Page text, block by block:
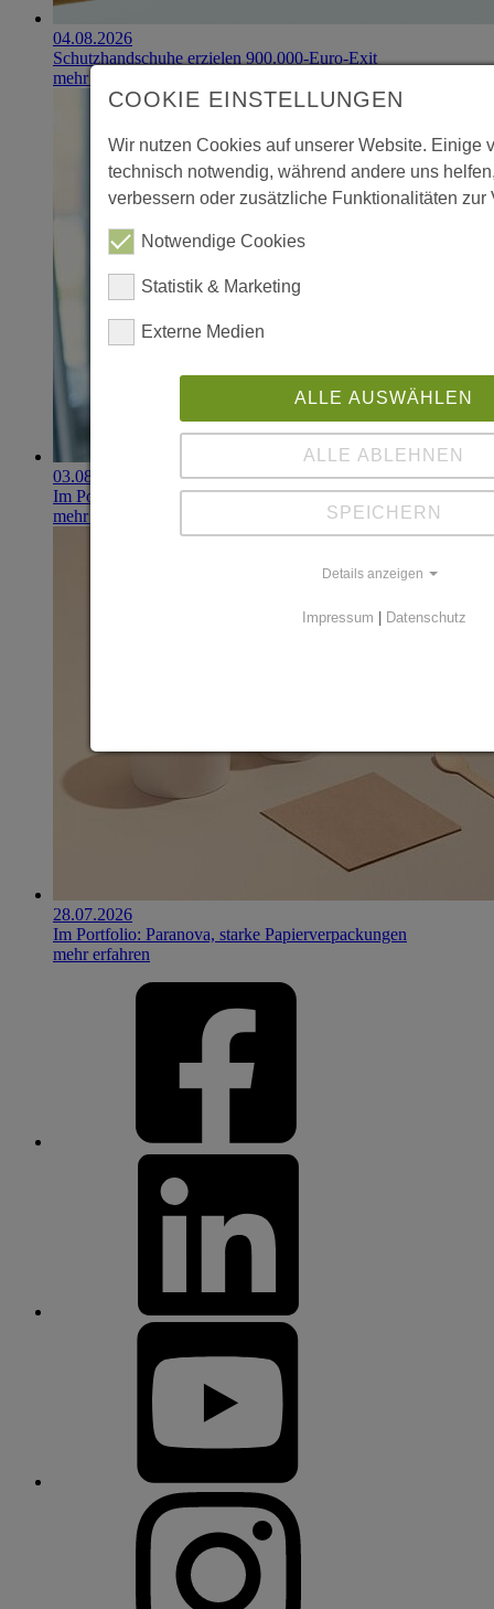
04.08.2026
Schutzhandschuhe erzielen 900.000-Euro-Exit
mehr erfahren
03.08.2026
Im Portfolio: Iset Telecom, IT für das Gesundheitswesen
mehr erfahren
28.07.2026
Im Portfolio: Paranova, starke Papierverpackungen
mehr erfahren
COOKIE EINSTELLUNGEN
Wir nutzen Cookies auf unserer Website. Einige
technisch notwendig, während andere uns
verbessern oder zusätzliche Funktionalitäten zur
Notwendige Cookies
Statistik & Marketing
Externe Medien
ALLE AUSWÄHLEN
ALLE ABLEHNEN
SPEICHERN
Details anzeigen
Impressum Datenschutz